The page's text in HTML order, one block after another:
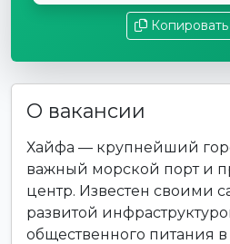
О вакансии
Хайфа — крупнейший
важный морской порт и
центр. Известен своими
развитой
общественного питания